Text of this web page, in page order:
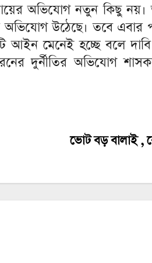
অভিযোগ নতুন কিছু নয়।
উঠেছে। তবে এবার
আইন মেনেই হচ্ছে বলে
দুর্নীতির অভিযোগ
ভোট বড় বালাই ,